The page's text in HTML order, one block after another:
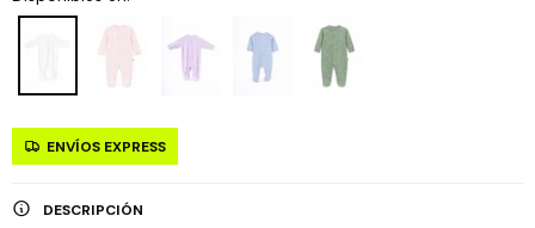
ENVÍOS EXPRESS
DESCRIPCIÓN